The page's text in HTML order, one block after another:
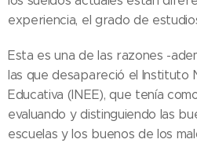
experiencia, el grado de
Esta es una de las razones -
las que desapareció el Instituto
Educativa (INEE), que tenía
evaluando y distinguiendo las
escuelas y los buenos de los